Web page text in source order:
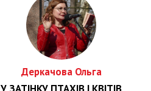
Деркачова Ольга